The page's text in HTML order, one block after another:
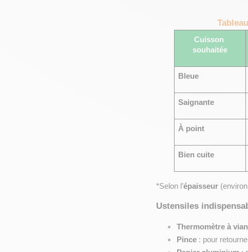
Cuisson
souhaitée
Bleue
Saignante
À point
Bien cuite
*Selon l’épaisseur
Ustensiles
Thermomètre à
Pince : pour